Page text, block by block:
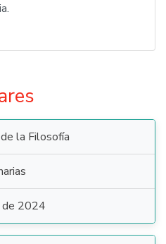
la Filosofía
de 2024